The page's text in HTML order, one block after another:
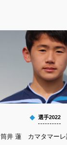
選手2022
筒井 蓮 カマタマーレ